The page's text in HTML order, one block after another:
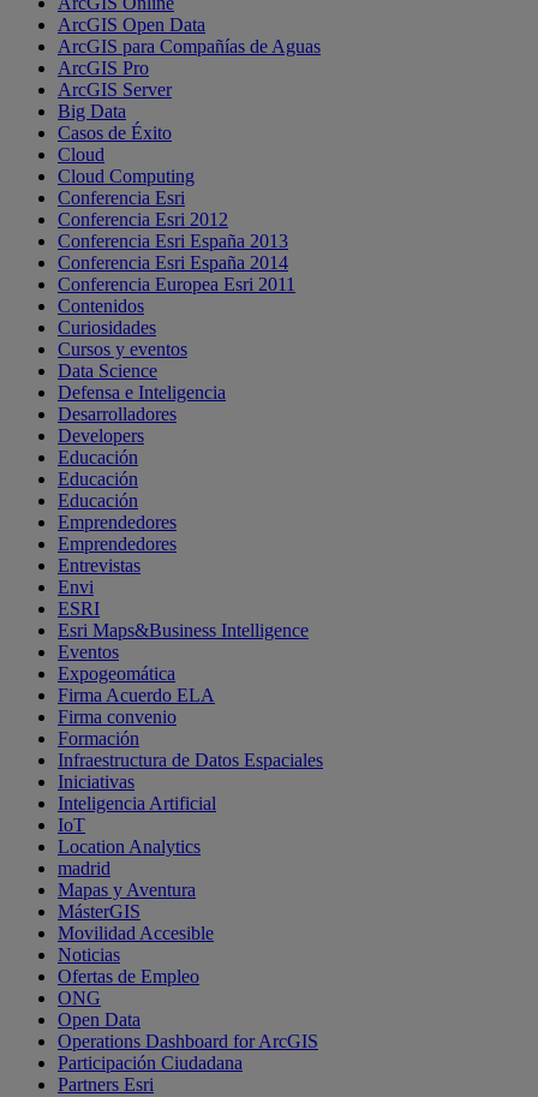
ArcGIS Open Data
ArcGIS para Compañías de Aguas
ArcGIS Pro
ArcGIS Server
Big Data
Casos de Éxito
Cloud
Cloud Computing
Conferencia Esri
Conferencia Esri 2012
Conferencia Esri España 2013
Conferencia Esri España 2014
Conferencia Europea Esri 2011
Contenidos
Curiosidades
Cursos y eventos
Data Science
Defensa e Inteligencia
Desarrolladores
Developers
Educación
Educación
Educación
Emprendedores
Emprendedores
Entrevistas
Envi
ESRI
Esri Maps&Business Intelligence
Eventos
Expogeomática
Firma Acuerdo ELA
Firma convenio
Formación
Infraestructura de Datos Espaciales
Iniciativas
Inteligencia Artificial
IoT
Location Analytics
madrid
Mapas y Aventura
MásterGIS
Movilidad Accesible
Noticias
Ofertas de Empleo
ONG
Open Data
Operations Dashboard for ArcGIS
Participación Ciudadana
Partners Esri